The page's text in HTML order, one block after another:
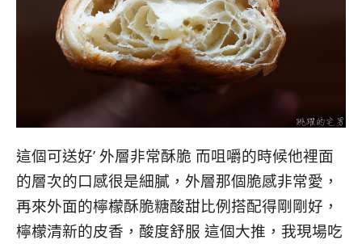
這個可送好’ 外層非常酥脆 而咀嚼的時候他裡面
的層次的口感很是細膩，外層那個脆感非常愛，
再來外面的檸檬酥脆糖酸甜比例搭配得剛剛好，
檸檬清新的皮香，酸度舒服 這個大推，我現場吃